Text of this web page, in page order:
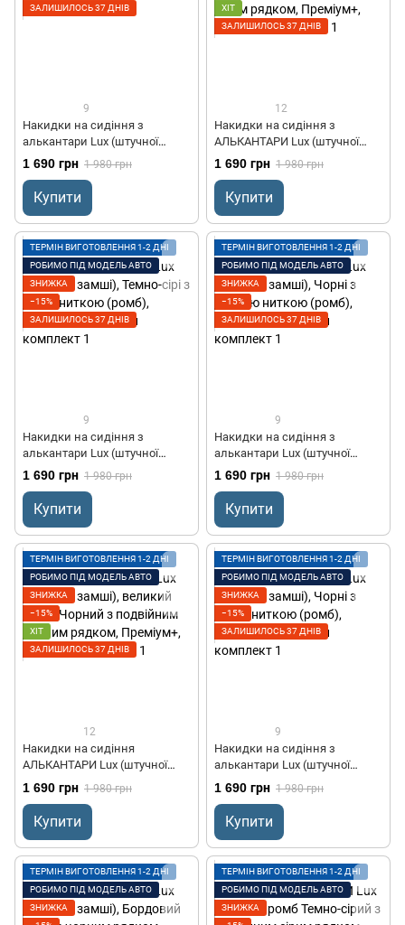
ЗАЛИШИЛОСЬ 37 ДНІВ
9
Накидки на сидіння з
алькантари Lux (штучної
замші), Чорний, чорний ромб.
Преміум+. 2 передніх
1 690 грн 1 980 грн
Купити
ХІТ
ЗАЛИШИЛОСЬ 37 ДНІВ
12
Накидки на сидіння з
АЛЬКАНТАРИ Lux (штучної
замші), великий ромб,
Чорний з подвійним білим
рядком, Преміум+, Передній
комплект
1 690 грн 1 980 грн
Купити
ТЕРМІН ВИГОТОВЛЕННЯ 1-2 ДНІ
РОБИМО ПІД МОДЕЛЬ АВТО
ЗНИЖКА
−15%
ЗАЛИШИЛОСЬ 37 ДНІВ
9
Накидки на сидіння з
алькантари Lux (штучної
замші), Темно-сірі з сірою
ниткою (ромб), Преміум+,
Передній комплект
1 690 грн 1 980 грн
Купити
ТЕРМІН ВИГОТОВЛЕННЯ 1-2 ДНІ
РОБИМО ПІД МОДЕЛЬ АВТО
ЗНИЖКА
−15%
ЗАЛИШИЛОСЬ 37 ДНІВ
9
Накидки на сидіння з
алькантари Lux (штучної
замші), Чорні з синьою
ниткою (ромб), Преміум+,
Передній комплект
1 690 грн 1 980 грн
Купити
ТЕРМІН ВИГОТОВЛЕННЯ 1-2 ДНІ
РОБИМО ПІД МОДЕЛЬ АВТО
ЗНИЖКА
−15%
ХІТ
ЗАЛИШИЛОСЬ 37 ДНІВ
12
Накидки на сидіння
АЛЬКАНТАРИ Lux (штучної
замші), великий ромб,
Чорний з подвійним чорним
рядком, Преміум+, Передній
комплект
1 690 грн 1 980 грн
Купити
ТЕРМІН ВИГОТОВЛЕННЯ 1-2 ДНІ
РОБИМО ПІД МОДЕЛЬ АВТО
ЗНИЖКА
−15%
ЗАЛИШИЛОСЬ 37 ДНІВ
9
Накидки на сидіння з
алькантари Lux (штучної
замші), Чорні з білою ниткою
(ромб), Преміум+, Передній
комплект
1 690 грн 1 980 грн
Купити
ТЕРМІН ВИГОТОВЛЕННЯ 1-2 ДНІ
РОБИМО ПІД МОДЕЛЬ АВТО
ЗНИЖКА
ТЕРМІН ВИГОТОВЛЕННЯ 1-2 ДНІ
РОБИМО ПІД МОДЕЛЬ АВТО
ЗНИЖКА